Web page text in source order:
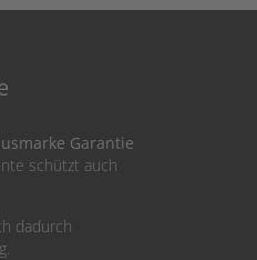
Garantie
schützt auch
dadurch